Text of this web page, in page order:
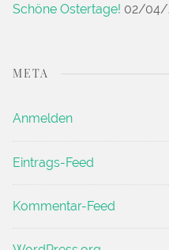
Schöne Ostertage! 02/04/
META
Anmelden
Eintrags-Feed
Kommentar-Feed